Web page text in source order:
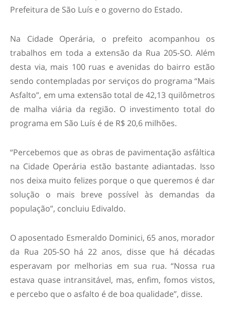
Prefeitura de São Luís e o governo do Estado.
Na Cidade Operária, o prefeito acompanhou os
trabalhos em toda a extensão da Rua 205-SO. Além
desta via, mais 100 ruas e avenidas do bairro estão
sendo contempladas por serviços do programa “Mais
Asfalto”, em uma extensão total de 42,13 quilômetros
de malha viária da região. O investimento total do
programa em São Luís é de R$ 20,6 milhões.
“Percebemos que as obras de pavimentação asfáltica
na Cidade Operária estão bastante adiantadas. Isso
nos deixa muito felizes porque o que queremos é dar
solução o mais breve possível às demandas da
população”, concluiu Edivaldo.
O aposentado Esmeraldo Dominici, 65 anos, morador
da Rua 205-SO há 22 anos, disse que há décadas
esperavam por melhorias em sua rua. “Nossa rua
estava quase intransitável, mas, enfim, fomos vistos,
e percebo que o asfalto é de boa qualidade”, disse.